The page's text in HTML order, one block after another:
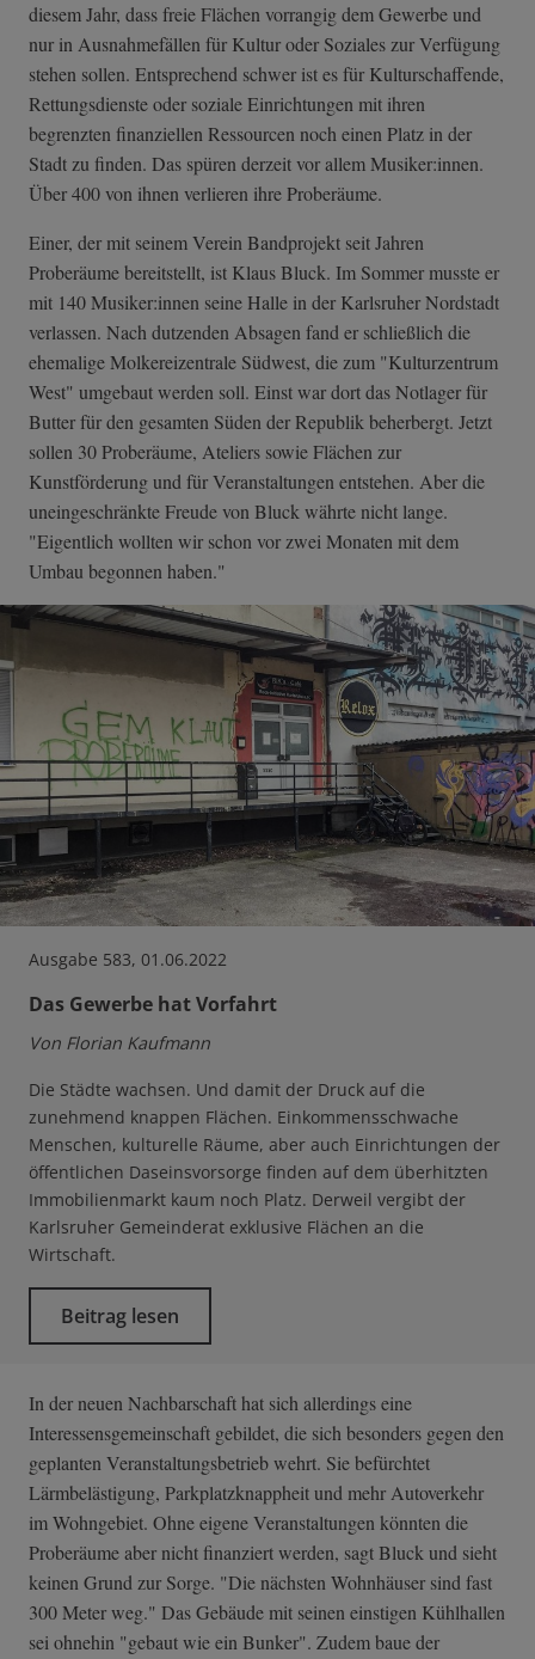
diesem Jahr, dass freie Flächen vorrangig dem Gewerbe und
nur in Ausnahmefällen für Kultur oder Soziales zur Verfügung
stehen sollen. Entsprechend schwer ist es für Kulturschaffende,
Rettungsdienste oder soziale Einrichtungen mit ihren
begrenzten finanziellen Ressourcen noch einen Platz in der
Stadt zu finden. Das spüren derzeit vor allem Musiker:innen.
Über 400 von ihnen verlieren ihre Proberäume.
Einer, der mit seinem Verein Bandprojekt seit Jahren
Proberäume bereitstellt, ist Klaus Bluck. Im Sommer musste er
mit 140 Musiker:innen seine Halle in der Karlsruher Nordstadt
verlassen. Nach dutzenden Absagen fand er schließlich die
ehemalige Molkereizentrale Südwest, die zum "Kulturzentrum
West" umgebaut werden soll. Einst war dort das Notlager für
Butter für den gesamten Süden der Republik beherbergt. Jetzt
sollen 30 Proberäume, Ateliers sowie Flächen zur
Kunstförderung und für Veranstaltungen entstehen. Aber die
uneingeschränkte Freude von Bluck währte nicht lange.
"Eigentlich wollten wir schon vor zwei Monaten mit dem
Umbau begonnen haben."
Ausgabe 583, 01.06.2022
Das Gewerbe hat Vorfahrt
Von Florian Kaufmann
Die Städte wachsen. Und damit der Druck auf die
zunehmend knappen Flächen. Einkommensschwache
Menschen, kulturelle Räume, aber auch Einrichtungen der
öffentlichen Daseinsvorsorge finden auf dem überhitzten
Immobilienmarkt kaum noch Platz. Derweil vergibt der
Karlsruher Gemeinderat exklusive Flächen an die
Wirtschaft.
Beitrag lesen
In der neuen Nachbarschaft hat sich allerdings eine
Interessensgemeinschaft gebildet, die sich besonders gegen den
geplanten Veranstaltungsbetrieb wehrt. Sie befürchtet
Lärmbelästigung, Parkplatzknappheit und mehr Autoverkehr
im Wohngebiet. Ohne eigene Veranstaltungen könnten die
Proberäume aber nicht finanziert werden, sagt Bluck und sieht
keinen Grund zur Sorge. "Die nächsten Wohnhäuser sind fast
300 Meter weg." Das Gebäude mit seinen einstigen Kühlhallen
sei ohnehin "gebaut wie ein Bunker". Zudem baue der